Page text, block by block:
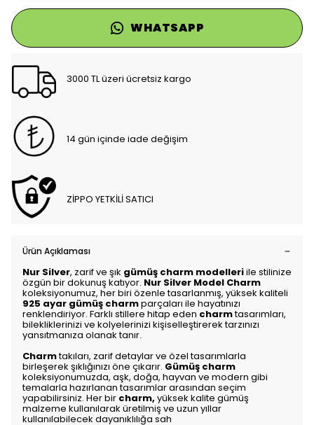
WHATSAPP
3000 TL üzeri ücretsiz kargo
14 gün içinde iade değişim
ZİPPO YETKİLİ SATICI
Ürün Açıklaması
Nur Silver, zarif ve şık gümüş charm modelleriile stilinize
özgün bir dokunuş katıyor. Nur Silver Model Charm
koleksiyonumuz, her biri özenle tasarlanmış, yüksek kaliteli
925 ayar gümüş charmparçaları ile hayatınızı
renklendiriyor. Farklı stillere hitap eden charmtasarımları,
bilekliklerinizi ve kolyelerinizi kişiselleştirerek tarzınızı
yansıtmanıza olanak tanır.
Charmtakıları, zarif detaylar ve özel tasarımlarla
birleşerek şıklığınızı öne çıkarır. Gümüş charm
koleksiyonumuzda, aşk, doğa, hayvan ve modern gibi
temalarla hazırlanan tasarımlar arasından seçim
yapabilirsiniz. Her bir charm, yüksek kalite gümüş
malzeme kullanılarak üretilmiş ve uzun yıllar
kullanılabilecek dayanıklılığa sah